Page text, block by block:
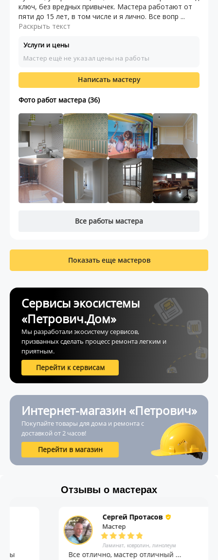
ключ, без вредных привычек. Мастера работают от
пяти до 15 лет, в том числе и я лично. Все вопр ...
Раскрыть текст
Услуги и цены
Мастер ещё не указал цены на работы
Написать мастеру
Фото работ мастера (36)
Все работы мастера
Показать еще мастеров
Сервисы экосистемы
«Петрович.Дом»
Мы разработали экосистему сервисов,
призванных сделать процесс ремонта легким и
приятным.
Перейти к сервисам
Интернет-магазин «Петрович»
Покупайте товары для дома и ремонта с
доставкой от 2 часов!
Перейти в магазин
Отзывы о мастерах
Сергей Протасов
Мастер
Ламинат, ковролин, линолеум
Все отлично, мастер отличный ...